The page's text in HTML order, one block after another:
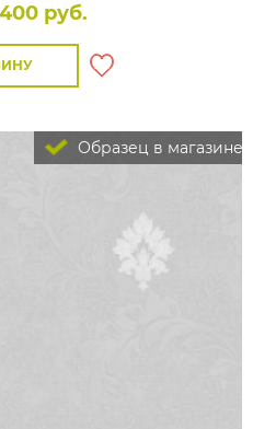
руб.
Образец в магазине